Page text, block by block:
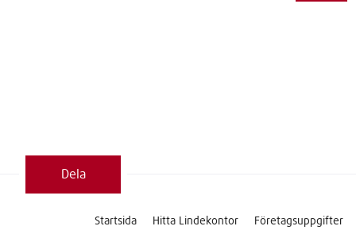
Dela
Startsida Hitta Lindekontor Företagsuppgifter